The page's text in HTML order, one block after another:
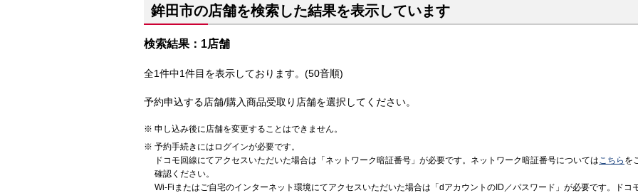
鉾田市の店舗を検索した結果を表示しています
検索結果：1店舗
全1件中1件目を表示しております。(50音順)
予約申込する店舗/購入商品受取り店舗を選択してください。
申し込み後に店舗を変更することはできません。
予約手続きにはログインが必要です。
ドコモ回線にてアクセスいただいた場合は「ネットワーク暗証番号」が必要です。ネットワーク暗証番号についてはこちら を
確認ください。
Wi-Fiまたはご自宅のインターネット環境にてアクセスいただいた場合は「dアカウントのID／パスワード」が必要です。ドコ